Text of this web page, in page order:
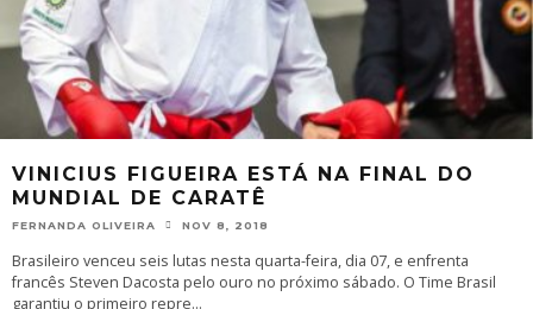
VINICIUS FIGUEIRA ESTÁ NA FINAL DO
MUNDIAL DE CARATÊ
FERNANDA OLIVEIRA NOV 8, 2018
Brasileiro venceu seis lutas nesta quarta-feira, dia 07, e enfrenta
francês Steven Dacosta pelo ouro no próximo sábado. O Time Brasil
garantiu o primeiro repre...